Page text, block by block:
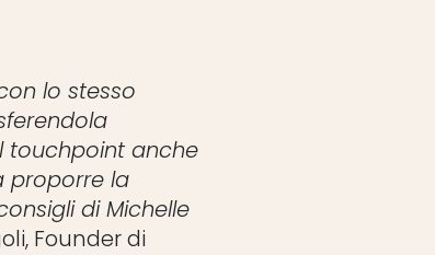
lo stesso
touchpoint anche
proporre la
di Michelle
Founder di